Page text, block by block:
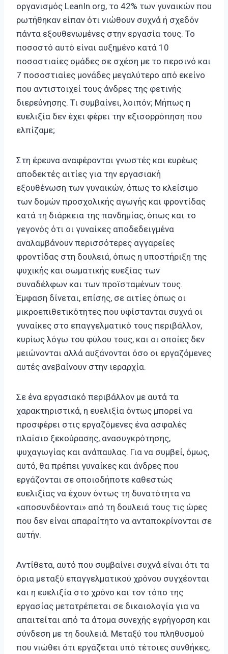
οργανισμός LeanIn.org, το 42% των γυναικών που
ρωτήθηκαν είπαν ότι νιώθουν συχνά ή σχεδόν
πάντα εξουθενωμένες στην εργασία τους. Το
ποσοστό αυτό είναι αυξημένο κατά 10
ποσοστιαίες ομάδες σε σχέση με το περσινό και
7 ποσοστιαίες μονάδες μεγαλύτερο από εκείνο
που αντιστοιχεί τους άνδρες της φετινής
διερεύνησης. Τι συμβαίνει, λοιπόν; Μήπως η
ευελιξία δεν έχει φέρει την εξισορρόπηση που
ελπίζαμε;
Στη έρευνα αναφέρονται γνωστές και ευρέως
αποδεκτές αιτίες για την εργασιακή
εξουθένωση των γυναικών, όπως το κλείσιμο
των δομών προσχολικής αγωγής και φροντίδας
κατά τη διάρκεια της πανδημίας, όπως και το
γεγονός ότι οι γυναίκες αποδεδειγμένα
αναλαμβάνουν περισσότερες αγγαρείες
φροντίδας στη δουλειά, όπως η υποστήριξη της
ψυχικής και σωματικής ευεξίας των
συναδέλφων και των προϊσταμένων τους.
Έμφαση δίνεται, επίσης, σε αιτίες όπως οι
μικροεπιθετικότητες που υφίστανται συχνά οι
γυναίκες στο επαγγελματικό τους περιβάλλον,
κυρίως λόγω του φύλου τους, και οι οποίες δεν
μειώνονται αλλά αυξάνονται όσο οι εργαζόμενες
αυτές ανεβαίνουν στην ιεραρχία.
Σε ένα εργασιακό περιβάλλον με αυτά τα
χαρακτηριστικά, η ευελιξία όντως μπορεί να
προσφέρει στις εργαζόμενες ένα ασφαλές
πλαίσιο ξεκούρασης, ανασυγκρότησης,
ψυχαγωγίας και ανάπαυλας. Για να συμβεί, όμως,
αυτό, θα πρέπει γυναίκες και άνδρες που
εργάζονται σε οποιοδήποτε καθεστώς
ευελιξίας να έχουν όντως τη δυνατότητα να
«αποσυνδέονται» από τη δουλειά τους τις ώρες
που δεν είναι απαραίτητο να ανταποκρίνονται σε
αυτήν.
Αντίθετα, αυτό που συμβαίνει συχνά είναι ότι τα
όρια μεταξύ επαγγελματικού χρόνου συγχέονται
και η ευελιξία στο χρόνο και τον τόπο της
εργασίας μετατρέπεται σε δικαιολογία για να
απαιτείται από τα άτομα συνεχής εγρήγορση και
σύνδεση με τη δουλειά. Μεταξύ του πληθυσμού
που νιώθει ότι εργάζεται υπό τέτοιες συνθήκες,